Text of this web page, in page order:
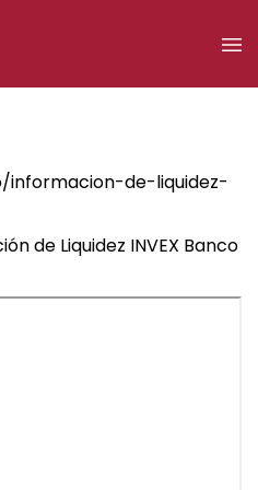
informacion-de-liquidez-
de Liquidez INVEX Banco